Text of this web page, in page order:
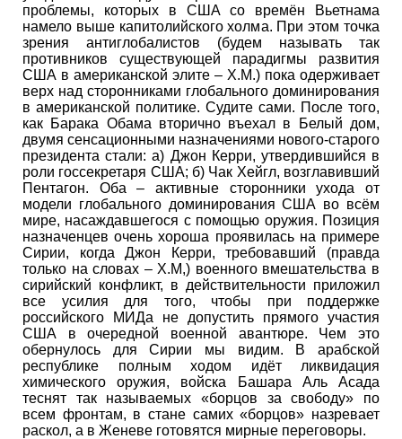
проблемы, которых в США со времён Вьетнама
намело выше капитолийского холма. При этом точка
зрения антиглобалистов (будем называть так
противников существующей парадигмы развития
США в американской элите – Х.М.) пока одерживает
верх над сторонниками глобального доминирования
в американской политике. Судите сами. После того,
как Барака Обама вторично въехал в Белый дом,
двумя сенсационными назначениями нового-старого
президента стали: а) Джон Керри, утвердившийся в
роли госсекретаря США; б) Чак Хейгл, возглавивший
Пентагон. Оба – активные сторонники ухода от
модели глобального доминирования США во всём
мире, насаждавшегося с помощью оружия. Позиция
назначенцев очень хороша проявилась на примере
Сирии, когда Джон Керри, требовавший (правда
только на словах – Х.М,) военного вмешательства в
сирийский конфликт, в действительности приложил
все усилия для того, чтобы при поддержке
российского МИДа не допустить прямого участия
США в очередной военной авантюре. Чем это
обернулось для Сирии мы видим. В арабской
республике полным ходом идёт ликвидация
химического оружия, войска Башара Аль Асада
теснят так называемых «борцов за свободу» по
всем фронтам, в стане самих «борцов» назревает
раскол, а в Женеве готовятся мирные переговоры.